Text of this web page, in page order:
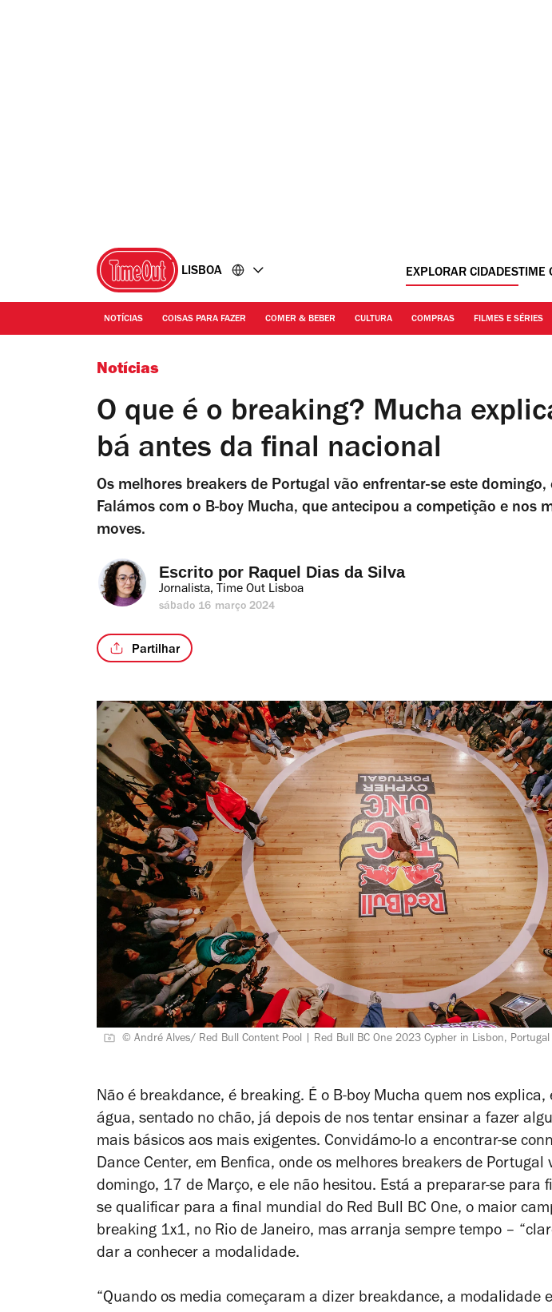
LISBOA EXPLORAR CIDADESTIME
NOTÍCIAS COISAS PARA FAZER COMER & BEBER CULTURA COMPRAS FILMES E SÉRIES
Notícias
O que é o breaking? Mucha
bá antes da final nacional
Os melhores breakers de Portugal vão enfrentar-se este domingo,
Falámos com o B-boy Mucha, que antecipou a competição e nos
moves.
Escrito por Raquel Dias da Silva
Jornalista, Time Out Lisboa
sábado 16 março 2024
Partilhar
© André Alves/ Red Bull Content Pool | Red Bull BC One 2023 Cypher in Lisbon,
Não é breakdance, é breaking. É o B-boy Mucha quem nos explica,
água, sentado no chão, já depois de nos tentar ensinar a fazer
mais básicos aos mais exigentes. Convidámo-lo a encontrar-se
Dance Center, em Benfica, onde os melhores breakers de Portugal
domingo, 17 de Março, e ele não hesitou. Está a preparar-se para
se qualificar para a final mundial do Red Bull BC One, o maior
breaking 1x1, no Rio de Janeiro, mas arranja sempre tempo –
dar a conhecer a modalidade.
“Quando os media começaram a dizer breakdance, a modalidade